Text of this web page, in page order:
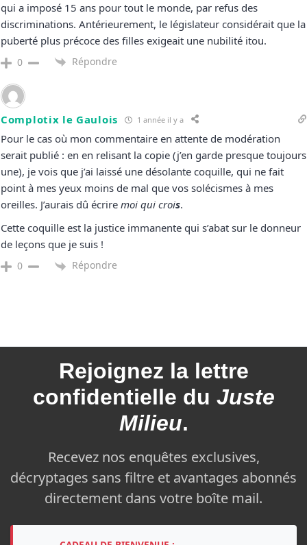
qui a imposé 15 ans pour tout le monde, par refus des
discriminations. Antérieurement, le législateur considérait que la
puberté plus précoce des filles exigeait une nubilité itou.
0 Répondre
Complotix le Gaulois 1 année il y a
Pour le cas où mon commentaire en attente de modération
serait publié : en en relisant la copie (j’en garde presque toujours
une), je vois que j’ai laissé une désolante coquille, qui ne fait
point à mes yeux moins de mal que vos solécismes à mes
oreilles. J’aurais dû écrire moi qui crois.
Cette coquille est la justice immanente qui s’abat sur le donneur
de leçons que je suis !
0 Répondre
Rejoignez la lettre
confidentielle du Juste
Milieu.
Recevez nos enquêtes exclusives,
décryptages sans filtre et avantages abonnés
directement dans votre boîte mail.